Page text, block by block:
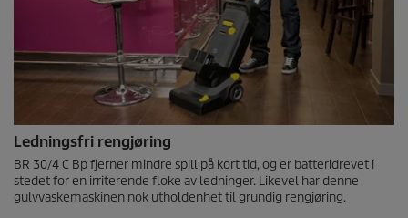
Ledningsfri rengjøring
BR 30/4 C Bp fjerner mindre spill på kort tid, og er batteridrevet i
stedet for en irriterende floke av ledninger. Likevel har denne
gulvvaskemaskinen nok utholdenhet til grundig rengjøring.